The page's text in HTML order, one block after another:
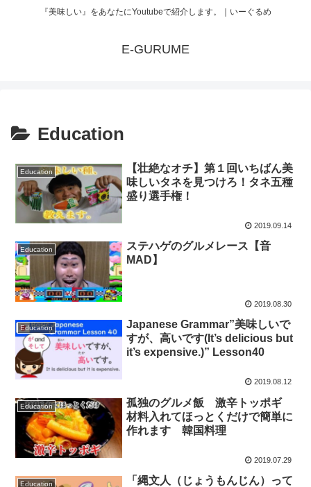
『美味しい』をあなたにYoutubeで紹介します。｜いーぐるめ
E-GURUME
Education
Education
【壮絶なオチ】第１回いちばん美
味しいタネを見つけろ！タネ五種
盛り選手権！
2019.09.14
Education
ステハゲのグルメレース【音
MAD】
2019.08.30
Education
Japanese Grammar”美味しいで
すが、高いです(It’s delicious but
it’s expensive.)” Lesson40
2019.08.12
Education
孤独のグルメ飯 激辛トッポギ
材料入れてほっとくだけで簡単に
作れます 韓国料理
2019.07.29
Education
「縄文人（じょうもんじん）って